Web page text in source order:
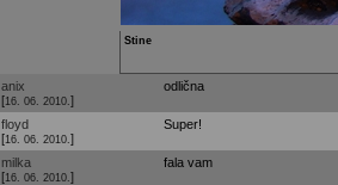
Stine
anix
[16. 06. 2010. ]
odlična
floyd
[16. 06. 2010. ]
Super!
milka
[16. 06. 2010. ]
fala vam